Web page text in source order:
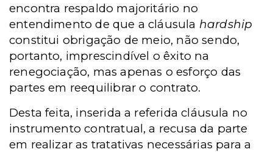
encontra respaldo majoritário no
entendimento de que a cláusula hardship
constitui obrigação de meio, não sendo,
portanto, imprescindível o êxito na
renegociação, mas apenas o esforço das
partes em reequilibrar o contrato.
Desta feita, inserida a referida cláusula no
instrumento contratual, a recusa da parte
em realizar as tratativas necessárias para a